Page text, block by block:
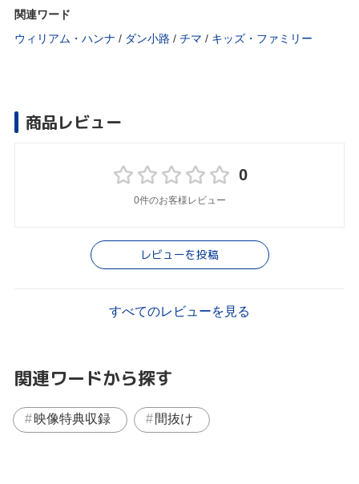
関連ワード
ウィリアム・ハンナ / ダン小路 / チマ / キッズ・ファミリー
商品レビュー
0
0件のお客様レビュー
レビューを投稿
すべてのレビューを見る
関連ワードから探す
映像特典収録 間抜け